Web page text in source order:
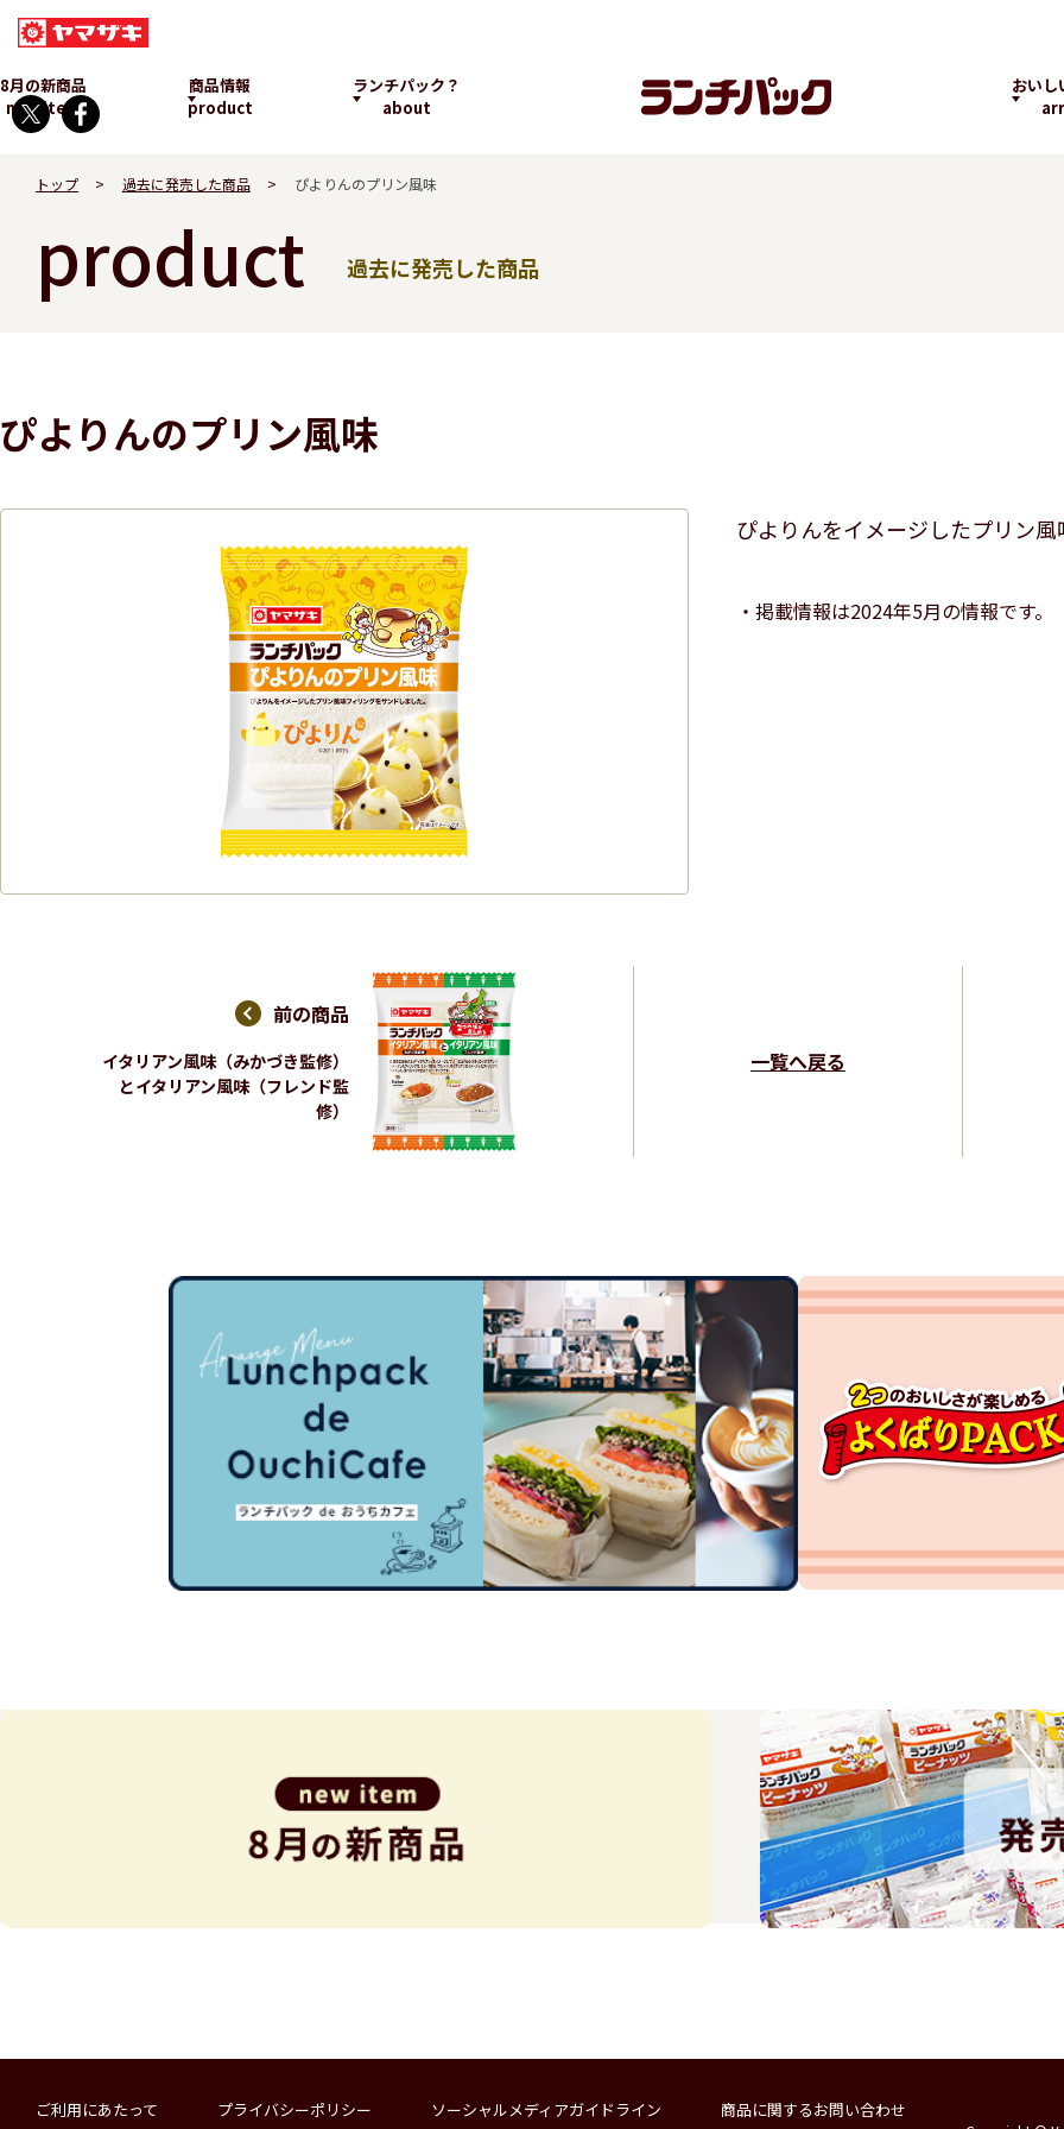
8月の新商品
new item
商品情報
product
ランチパック？
about
おいし
トップ 過去に発売した商品 ぴよりんのプリン風味
product 過去に発売した商品
ぴよりんのプリン風味
ぴよりんをイメージしたプリン
掲載情報は2024年5月の情報です。
前の商品
イタリアン風味（みかづき監修）
とイタリアン風味（フレンド監
修）
一覧へ戻る
ご利用にあたって プライバシーポリシー ソーシャルメディアガイドライン 商品に関するお問い合わせ